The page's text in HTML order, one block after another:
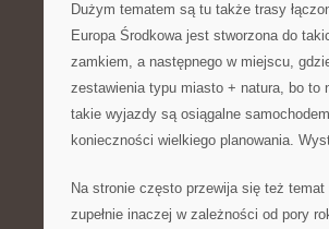
Dużym tematem są tu także trasy
Europa Środkowa jest stworzona do
zamkiem, a następnego w miejscu,
zestawienia typu miasto + natura, bo to
takie wyjazdy są osiągalne
konieczności wielkiego planowania.
Na stronie często przewija się też
zupełnie inaczej w zależności od pory